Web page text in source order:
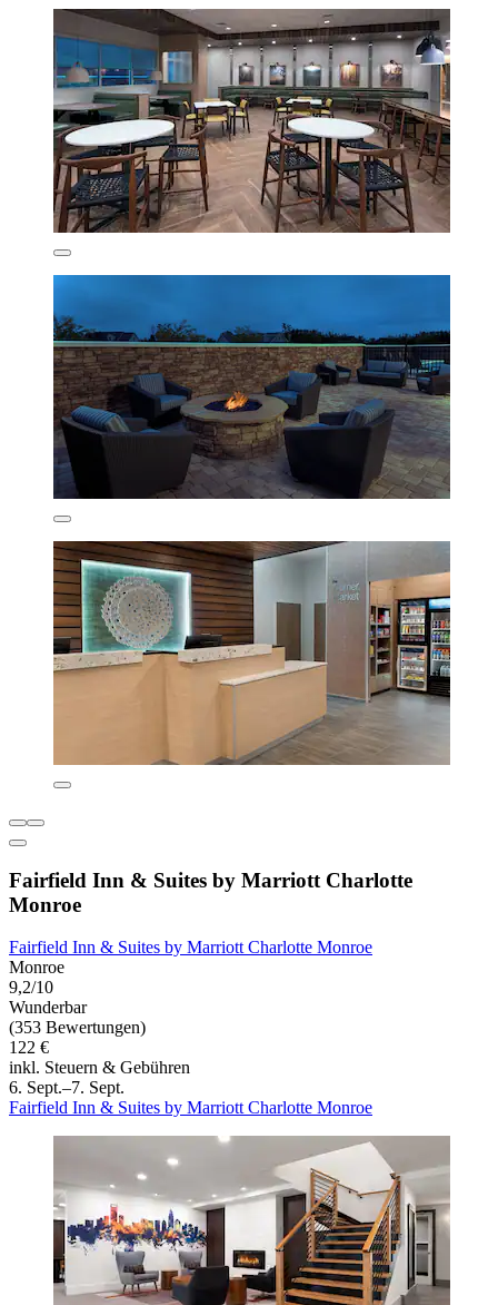
Fairfield Inn & Suites by Marriott Charlotte
Monroe
Fairfield Inn & Suites by Marriott Charlotte Monroe
Monroe
9,2/10
Wunderbar
(353 Bewertungen)
122 €
inkl. Steuern & Gebühren
6. Sept.–7. Sept.
Fairfield Inn & Suites by Marriott Charlotte Monroe